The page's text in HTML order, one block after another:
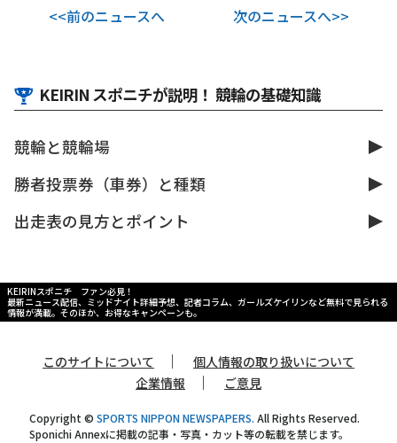
<<前のニュースへ 次のニュースへ>>
KEIRIN スポニチが説明！ 競輪の基礎知識
競輪と競輪場
勝者投票券（車券）と種類
出走表の見方とポイント
KEIRINスポニチ ファン必見！
最新ニュース配信、ミッドナイト詳細予想、記者コラム、ガールズケイリンなど無料で見られる
情報が満載。そのほか、お得なキャンペーンも。
このサイトについて ｜
個人情報の取り扱いについて
企業情報
｜ ご意見
Copyright © SPORTS NIPPON NEWSPAPERS. All Rights Reserved.
Sponichi Annexに掲載の記事・写真・カット等の転載を禁じます。